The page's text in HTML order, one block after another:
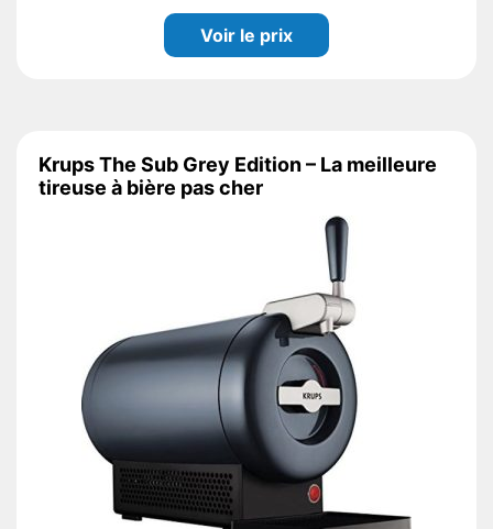
Voir le prix
Krups The Sub Grey Edition – La meilleure
tireuse à bière pas cher